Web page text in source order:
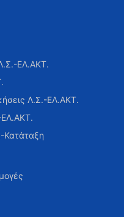
ΕΛ.ΑΚΤ.
Λ.Σ.-ΕΛ.ΑΚΤ.
Κατάταξη